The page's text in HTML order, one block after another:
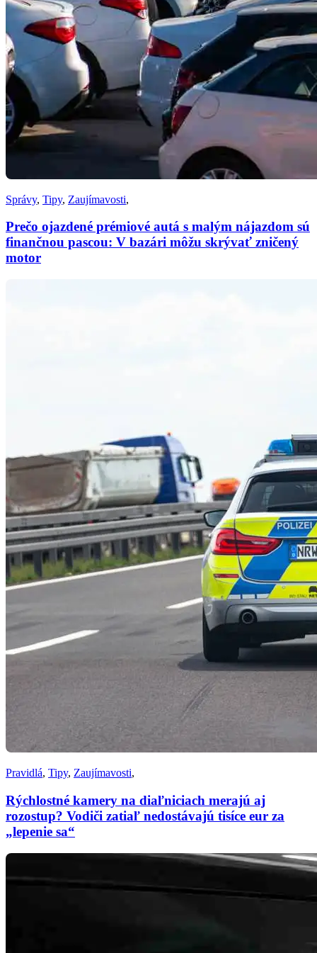
Správy, Tipy, Zaujímavosti,
Prečo ojazdené prémiové autá s malým nájazdom sú
finančnou pascou: V bazári môžu skrývať zničený
motor
Pravidlá, Tipy, Zaujímavosti,
Rýchlostné kamery na diaľniciach merajú aj
rozostup? Vodiči zatiaľ nedostávajú tisíce eur za
„lepenie sa“